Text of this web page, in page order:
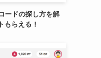
ードの探し方を解
もらえる！